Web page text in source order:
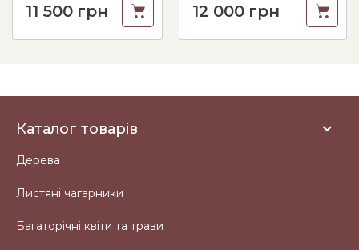
11 500 грн 12 000 грн
Каталог товарів
Дерева
Листяні чагарники
Багаторічні квіти та трави